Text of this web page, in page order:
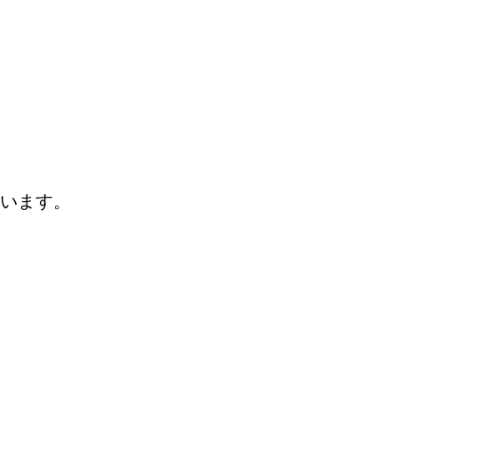
ます。